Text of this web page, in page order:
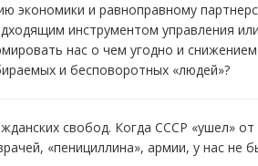
экономики и равноправному
инструментом управления
нас о чем угодно и
и бесповоротных «людей»?
свобод. Когда СССР «ушел»
«пенициллина», армии, у нас не